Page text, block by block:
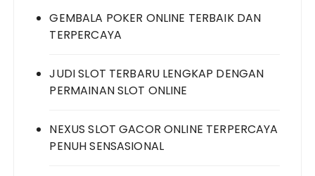
GEMBALA POKER ONLINE TERBAIK DAN
TERPERCAYA
JUDI SLOT TERBARU LENGKAP DENGAN
PERMAINAN SLOT ONLINE
NEXUS SLOT GACOR ONLINE TERPERCAYA
PENUH SENSASIONAL